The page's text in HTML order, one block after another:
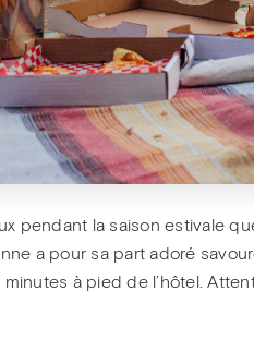
pendant la saison estivale
a pour sa part adoré
minutes à pied de l’hôtel.